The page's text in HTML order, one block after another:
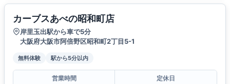
カーブスあべの昭和町店
岸里玉出駅から車で5分
大阪府大阪市阿倍野区昭和町2丁目5-1
無料体験 駅から5分以内
営業時間
定休日